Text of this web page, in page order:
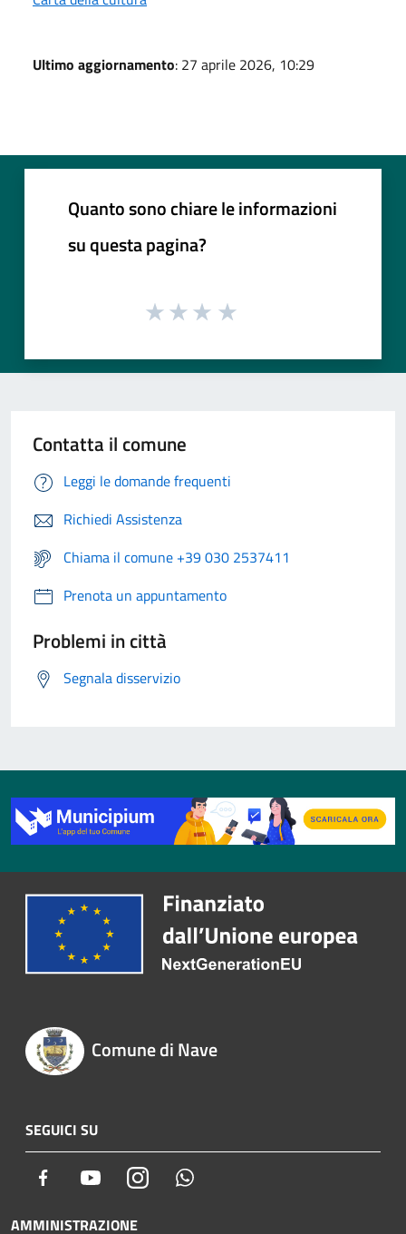
Ultimo aggiornamento: 27 aprile 2026, 10:29
Quanto sono chiare le informazioni
su questa pagina?
Contatta il comune
Leggi le domande frequenti
Richiedi Assistenza
Chiama il comune +39 030 2537411
Prenota un appuntamento
Problemi in città
Segnala disservizio
Comune di Nave
SEGUICI SU
Facebook YoutubeInstagram
AMMINISTRAZIONE